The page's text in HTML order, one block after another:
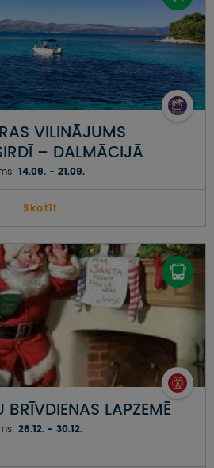
VILINĀJUMS
– DALMĀCIJĀ
14.09. - 21.09.
Skatīt
BRĪVDIENAS LAPZEMĒ
26.12. - 30.12.